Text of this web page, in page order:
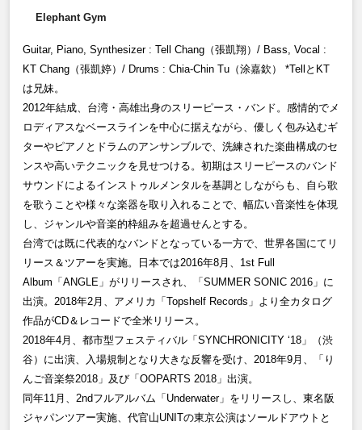
Elephant Gym
Guitar, Piano, Synthesizer : Tell Chang （張凱翔） / Bass, Vocal :
KT Chang （張凱婷） / Drums : Chia-Chin Tu （涂嘉欽） *Tell とKT
は兄妹。
2012年結成、台湾・高雄出身のスリーピース・バンド。感情的でメ
ロディアスなベースラインを中心に据えながら、優しく包み込むギ
ターやピアノとドラムのアンサンブルで、洗練された楽曲構成のセ
ンスや高いテクニックを見せつける。初期はスリーピースのバンド
サウンドによるインストゥルメンタルを基調としながらも、自ら歌
を歌うことや様々な楽器を取り入れることで、幅広い音楽性を体現
し、ジャンルや音楽的枠組みを超過せんとする。
台湾では既に代表的なバンドとなっている一方で、世界各国にてリ
リース＆ツアーを実施。日本では2016年8月、 1st Full
Album 「 ANGLE 」がリリースされ、「 SUMMER SONIC 2016 」に
出演。 2018年2月、アメリカ「 Topshelf Records 」より全カタログ
作品がCD＆レコードで全米リリース。
2018年4月、都市型フェスティバル「 SYNCHRONICITY ‘18 」（渋
谷）に出演、入場規制となり大きな反響を受け、 2018年9月、「り
んご音楽祭2018 」及び「 OOPARTS 2018」出演。
同年11月、 2ndフルアルバム「 Underwater」をリリースし、東名阪
ジャパンツアー実施、代官山UNITの東京公演はソールドアウトと